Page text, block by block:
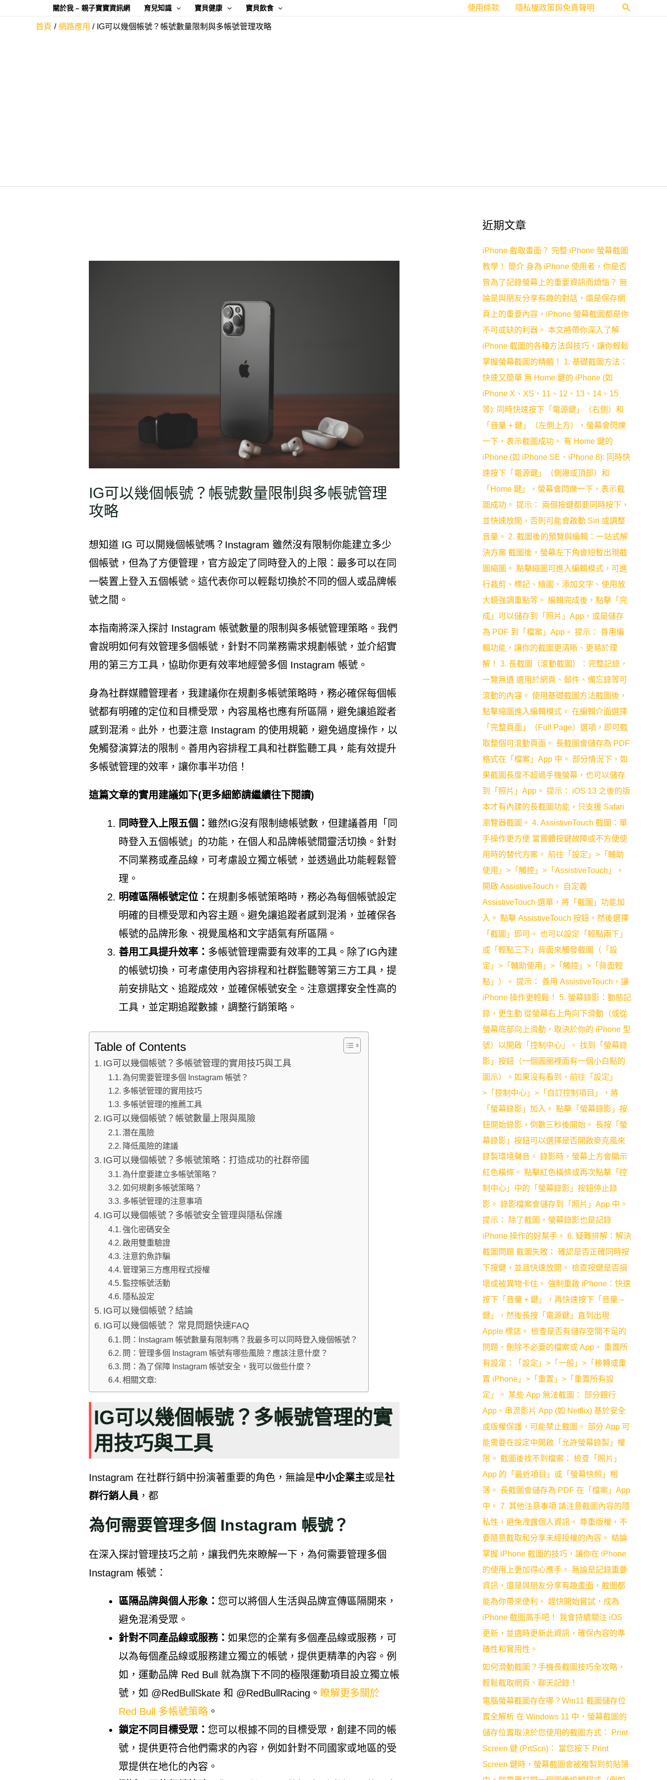
關於我 – 親子寶寶資訊網 育兒知識 寶貝健康 寶貝飲食 使用條款 隱私權政策與免責聲明
搜
首頁 網路應用 IG可以幾個帳號？帳號數量限制與多帳號管理攻略
IG可以幾個帳號？帳號數量限制與多帳號管理
攻略
想知道 IG 可以開幾個帳號嗎？Instagram 雖然沒有限制你能建立多少
個帳號，但為了方便管理，官方設定了同時登入的上限：最多可以在同
一裝置上登入五個帳號。這代表你可以輕鬆切換於不同的個人或品牌帳
號之間。
本指南將深入探討 Instagram 帳號數量的限制與多帳號管理策略。我們
會說明如何有效管理多個帳號，針對不同業務需求規劃帳號，並介紹實
用的第三方工具，協助你更有效率地經營多個 Instagram 帳號。
身為社群媒體管理者，我建議你在規劃多帳號策略時，務必確保每個帳
號都有明確的定位和目標受眾，內容風格也應有所區隔，避免讓追蹤者
感到混淆。此外，也要注意 Instagram 的使用規範，避免過度操作，以
免觸發演算法的限制。善用內容排程工具和社群監聽工具，能有效提升
多帳號管理的效率，讓你事半功倍！
這篇文章的實用建議如下(更多細節請繼續往下閱讀)
同時登入上限五個： 雖然IG沒有限制總帳號數，但建議善用「同
時登入五個帳號」的功能，在個人和品牌帳號間靈活切換。針對
不同業務或產品線，可考慮設立獨立帳號，並透過此功能輕鬆管
理。
明確區隔帳號定位： 在規劃多帳號策略時，務必為每個帳號設定
明確的目標受眾和內容主題。避免讓追蹤者感到混淆，並確保各
帳號的品牌形象、視覺風格和文字語氣有所區隔。
善用工具提升效率： 多帳號管理需要有效率的工具。除了IG內建
的帳號切換，可考慮使用內容排程和社群監聽等第三方工具，提
前安排貼文、追蹤成效，並確保帳號安全。注意選擇安全性高的
工具，並定期追蹤數據，調整行銷策略。
Table of Contents
IG可以幾個帳號？多帳號管理的實用技巧與工具
為何需要管理多個 Instagram 帳號？
多帳號管理的實用技巧
多帳號管理的推薦工具
IG可以幾個帳號？帳號數量上限與風險
潛在風險
降低風險的建議
IG可以幾個帳號？多帳號策略：打造成功的社群帝國
為什麼要建立多帳號策略？
如何規劃多帳號策略？
多帳號管理的注意事項
IG可以幾個帳號？多帳號安全管理與隱私保護
強化密碼安全
啟用雙重驗證
注意釣魚詐騙
管理第三方應用程式授權
監控帳號活動
隱私設定
IG可以幾個帳號？結論
IG可以幾個帳號？ 常見問題快速FAQ
問：Instagram 帳號數量有限制嗎？我最多可以同時登入幾個帳號？
問：管理多個 Instagram 帳號有哪些風險？應該注意什麼？
問：為了保障 Instagram 帳號安全，我可以做些什麼？
相關文章:
IG可以幾個帳號？多帳號管理的實
用技巧與工具
Instagram 在社群行銷中扮演著重要的角色，無論是中小企業主或是社
群行銷人員 ，都
為何需要管理多個 Instagram 帳號？
在深入探討管理技巧之前，讓我們先來瞭解一下，為何需要管理多個
Instagram 帳號：
區隔品牌與個人形象： 您可以將個人生活與品牌宣傳區隔開來，
避免混淆受眾。
針對不同產品線或服務： 如果您的企業有多個產品線或服務，可
以為每個產品線或服務建立獨立的帳號，提供更精準的內容。例
如，運動品牌 Red Bull 就為旗下不同的極限運動項目設立獨立帳
號，如 @RedBullSkate 和 @RedBullRacing。 瞭解更多關於
Red Bull 多帳號策略。
鎖定不同目標受眾： 您可以根據不同的目標受眾，創建不同的帳
號，提供更符合他們需求的內容，例如針對不同國家或地區的受
眾提供在地化的內容。
近期文章
iPhone 截取畫面？ 完整 iPhone 螢幕截圖
教學！ 簡介 身為 iPhone 使用者，你是否
曾為了記錄螢幕上的重要資訊而煩惱？ 無
論是與朋友分享有趣的對話，還是保存網
頁上的重要內容，iPhone 螢幕截圖都是你
不可或缺的利器。 本文將帶你深入了解
iPhone 截圖的各種方法與技巧，讓你輕鬆
掌握螢幕截圖的精髓！ 1. 基礎截圖方法：
快速又簡單 無 Home 鍵的 iPhone (如
iPhone X、XS、11、12、13、14、15
等): 同時快速按下「電源鍵」（右側）和
「音量 + 鍵」（左側上方），螢幕會閃爍
一下，表示截圖成功。 有 Home 鍵的
iPhone (如 iPhone SE、iPhone 8): 同時快
速按下「電源鍵」（側邊或頂部）和
「Home 鍵」，螢幕會閃爍一下，表示截
圖成功。 提示： 兩個按鍵都要同時按下，
並快速放開，否則可能會啟動 Siri 或調整
音量。 2. 截圖後的預覽與編輯：一站式解
決方案 截圖後，螢幕左下角會短暫出現截
圖縮圖。 點擊縮圖可進入編輯模式，可進
行裁剪、標記、繪圖、添加文字、使用放
大鏡強調重點等。 編輯完成後，點擊「完
成」可以儲存到「照片」App，或是儲存
為 PDF 到「檔案」App。 提示： 善用編
輯功能，讓你的截圖更清晰、更易於理
解！ 3. 長截圖（滾動截圖）：完整記錄，
一覽無遺 適用於網頁、郵件、備忘錄等可
滾動的內容。 使用基礎截圖方法截圖後，
點擊縮圖進入編輯模式。 在編輯介面選擇
「完整頁面」（Full Page）選項，即可截
取整個可滾動頁面。 長截圖會儲存為 PDF
格式在「檔案」App 中。 部分情況下，如
果截圖長度不超過手機螢幕，也可以儲存
到「照片」App。 提示： iOS 13 之後的版
本才有內建的長截圖功能，只支援 Safari
瀏覽器截圖。 4. AssistiveTouch 截圖：單
手操作更方便 當實體按鍵故障或不方便使
用時的替代方案。 前往「設定」>「輔助
使用」>「觸控」>「AssistiveTouch」，
開啟 AssistiveTouch。 自定義
AssistiveTouch 選單，將「截圖」功能加
入。 點擊 AssistiveTouch 按鈕，然後選擇
「截圖」即可。 也可以設定「輕點兩下」
或「輕點三下」背面來觸發截圖（「設
定」>「輔助使用」>「觸控」>「背面輕
點」）。 提示： 善用 AssistiveTouch，讓
iPhone 操作更輕鬆！ 5. 螢幕錄影：動態記
錄，更生動 從螢幕右上角向下滑動（或從
螢幕底部向上滑動，取決於你的 iPhone 型
號）以開啟「控制中心」。 找到「螢幕錄
影」按鈕（一個圓圈裡面有一個小白點的
圖示）。如果沒有看到，前往「設定」
>「控制中心」>「自訂控制項目」，將
「螢幕錄影」加入。 點擊「螢幕錄影」按
鈕開始錄影，倒數三秒後開始。 長按「螢
幕錄影」按鈕可以選擇是否開啟麥克風來
錄製環境聲音。 錄影時，螢幕上方會顯示
紅色橫條。 點擊紅色橫條或再次點擊「控
制中心」中的「螢幕錄影」按鈕停止錄
影。 錄影檔案會儲存到「照片」App 中。
提示： 除了截圖，螢幕錄影也是記錄
iPhone 操作的好幫手。 6. 疑難排解：解決
截圖問題 截圖失敗： 確認是否正確同時按
下按鍵，並且快速放開。 檢查按鍵是否損
壞或被異物卡住。 強制重啟 iPhone：快速
按下「音量 + 鍵」，再快速按下「音量 –
鍵」，然後長按「電源鍵」直到出現
Apple 標誌。 檢查是否有儲存空間不足的
問題，刪除不必要的檔案或 App。 重置所
有設定：「設定」>「一般」>「移轉或重
置 iPhone」>「重置」>「重置所有設
定」。 某些 App 無法截圖： 部分銀行
App、串流影片 App (如 Netflix) 基於安全
或版權保護，可能禁止截圖。 部分 App 可
能需要在設定中開啟「允許螢幕錄製」權
限。 截圖後找不到檔案： 檢查「照片」
App 的「最近項目」或「螢幕快照」相
簿。 長截圖會儲存為 PDF 在「檔案」App
中。 7. 其他注意事項 請注意截圖內容的隱
私性，避免洩露個人資訊。 尊重版權，不
要隨意截取和分享未經授權的內容。 結論
掌握 iPhone 截圖的技巧，讓你在 iPhone
的使用上更加得心應手。 無論是記錄重要
資訊，還是與朋友分享有趣畫面，截圖都
能為你帶來便利。 趕快開始嘗試，成為
iPhone 截圖高手吧！ 我會持續關注 iOS
更新，並適時更新此資訊，確保內容的準
確性和實用性。
如何滑動截圖？手機長截圖技巧全攻略，
輕鬆截取網頁、聊天記錄！
電腦螢幕截圖存在哪？Win11 截圖儲存位
置全解析 在 Windows 11 中，螢幕截圖的
儲存位置取決於您使用的截圖方式： Print
Screen 鍵 (PrtScn)： 當您按下 Print
Screen 鍵時，螢幕截圖會被複製到剪貼簿